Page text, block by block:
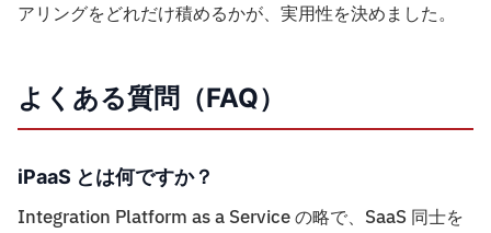
アリングをどれだけ積めるかが、実用性を決めました。
よくある質問（FAQ）
iPaaS とは何ですか？
Integration Platform as a Service の略で、SaaS 同士を